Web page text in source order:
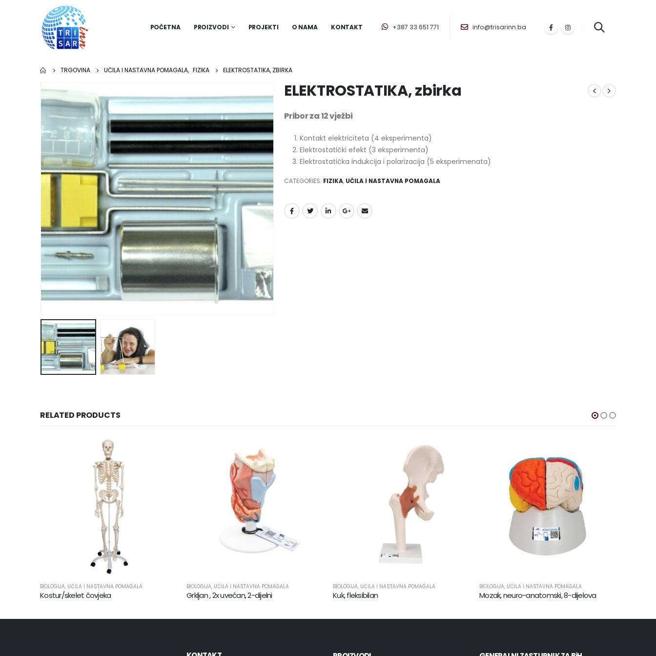
POČETNA PROIZVODI PROJEKTI O NAMA KONTAKT +387 33 651 771 info@trisarinn.ba
TRGOVINA UČILA I NASTAVNA POMAGALA, FIZIKA ELEKTROSTATIKA, ZBIRKA
ELEKTROSTATIKA, zbirka
Pribor za 12 vježbi
Kontakt elektriciteta (4 eksperimenta)
Elektrostatički efekt (3 eksperimenta)
Elektrostatička indukcija i polarizacija (5 eksperimenata)
CATEGORIES: FIZIKA, UČILA I NASTAVNA POMAGALA
RELATED PRODUCTS
BIOLOGIJA, UČILA I NASTAVNA POMAGALA
Kostur/skelet čovjeka
BIOLOGIJA, UČILA I NASTAVNA POMAGALA
Grkljan , 2x uvećan, 2-dijelni
BIOLOGIJA, UČILA I NASTAVNA POMAGALA
Kuk, fleksibilan
BIOLOGIJA, UČILA I NASTAVNA POMAGALA
Mozak, neuro-anatomski, 8-dijelova